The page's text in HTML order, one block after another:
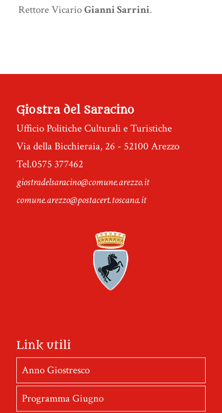
Rettore VicarioGianni Sarrini.
Giostra del Saracino
Ufficio Politiche Culturali e Turistiche
Via della Bicchieraia, 26 - 52100 Arezzo
Tel.0575 377462
giostradelsaracino@comune.arezzo.it
comune.arezzo@postacert.toscana.it
Link utili
Anno Giostresco
Programma Giugno